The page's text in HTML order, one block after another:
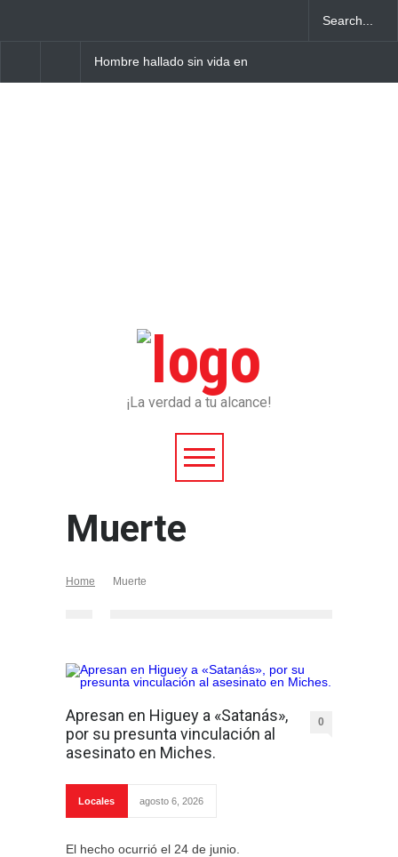
Hombre hallado sin vida en
habría envenenado
irregular en La
¡La verdad a tu alcance!
Muerte
Home Muerte
Apresan en Higuey a «Satanás»,
por su presunta vinculación al
asesinato en Miches.
0
Locales agosto 6, 2026
El hecho ocurrió el 24 de junio.